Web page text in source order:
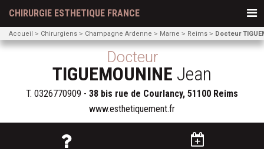
CHIRURGIE ESTHETIQUE FRANCE
Accueil Chirurgiens Champagne Ardenne Marne Reims Docteur
Docteur
TIGUEMOUNINE Jean
T. 0326770909 - 38 bis rue de Courlancy, 51100 Reims
www.esthetiquement.fr